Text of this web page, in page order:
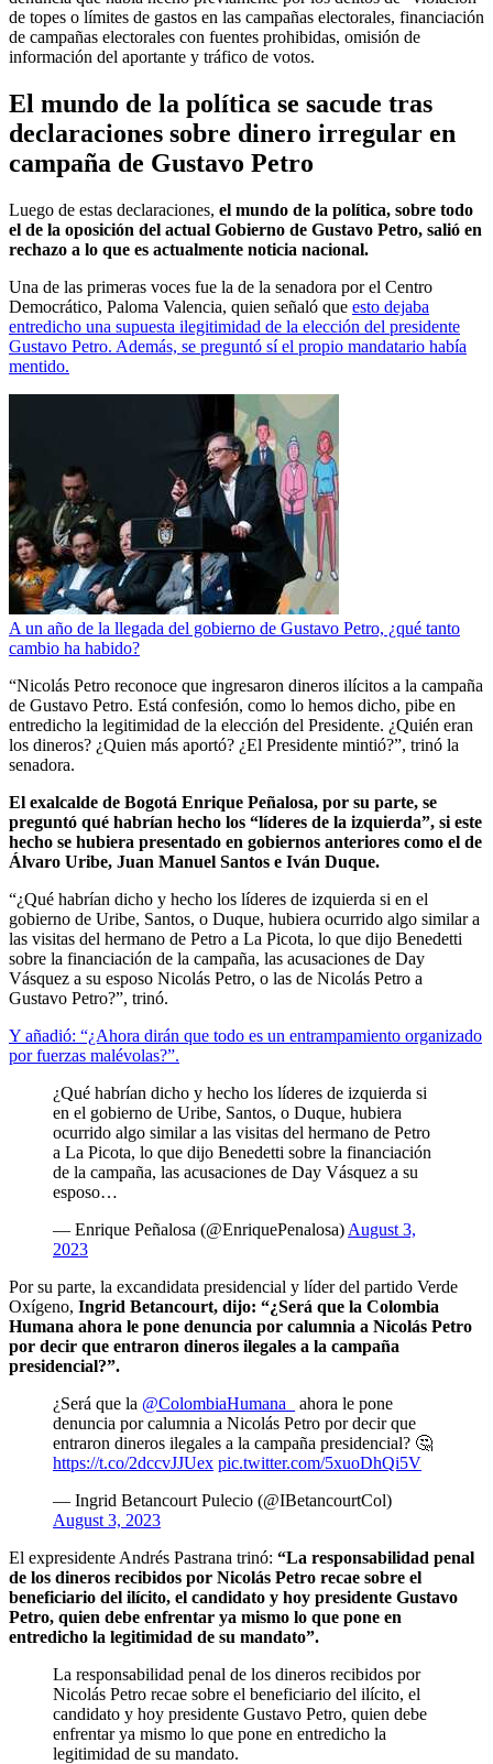
de topes o límites de gastos en las campañas electorales, financiación
de campañas electorales con fuentes prohibidas, omisión de
información del aportante y tráfico de votos.
El mundo de la política se sacude tras
declaraciones sobre dinero irregular en
campaña de Gustavo Petro
Luego de estas declaraciones, el mundo de la política, sobre todo
el de la oposición del actual Gobierno de Gustavo Petro, salió en
rechazo a lo que es actualmente noticia nacional.
Una de las primeras voces fue la de la senadora por el Centro
Democrático, Paloma Valencia, quien señaló que esto dejaba
entredicho una supuesta ilegitimidad de la elección del presidente
Gustavo Petro. Además, se preguntó sí el propio mandatario había
mentido.
A un año de la llegada del gobierno de Gustavo Petro, ¿qué tanto
cambio ha habido?
“Nicolás Petro reconoce que ingresaron dineros ilícitos a la campaña
de Gustavo Petro. Está confesión, como lo hemos dicho, pibe en
entredicho la legitimidad de la elección del Presidente. ¿Quién eran
los dineros? ¿Quien más aportó? ¿El Presidente mintió?”, trinó la
senadora.
El exalcalde de Bogotá Enrique Peñalosa, por su parte, se
preguntó qué habrían hecho los “líderes de la izquierda”, si este
hecho se hubiera presentado en gobiernos anteriores como el de
Álvaro Uribe, Juan Manuel Santos e Iván Duque.
“¿Qué habrían dicho y hecho los líderes de izquierda si en el
gobierno de Uribe, Santos, o Duque, hubiera ocurrido algo similar a
las visitas del hermano de Petro a La Picota, lo que dijo Benedetti
sobre la financiación de la campaña, las acusaciones de Day
Vásquez a su esposo Nicolás Petro, o las de Nicolás Petro a
Gustavo Petro?”, trinó.
Y añadió: “¿Ahora dirán que todo es un entrampamiento organizado
por fuerzas malévolas?”.
¿Qué habrían dicho y hecho los líderes de izquierda si
en el gobierno de Uribe, Santos, o Duque, hubiera
ocurrido algo similar a las visitas del hermano de Petro
a La Picota, lo que dijo Benedetti sobre la financiación
de la campaña, las acusaciones de Day Vásquez a su
esposo…
— Enrique Peñalosa (@EnriquePenalosa) August 3,
2023
Por su parte, la excandidata presidencial y líder del partido Verde
Oxígeno, Ingrid Betancourt, dijo: “¿Será que la Colombia
Humana ahora le pone denuncia por calumnia a Nicolás Petro
por decir que entraron dineros ilegales a la campaña
presidencial?”.
¿Será que la @ColombiaHumana_
ahora le pone
denuncia por calumnia a Nicolás Petro por decir que
entraron dineros ilegales a la campaña presidencial? 🤔
https://t.co/2dccvJJUex pic.twitter.com/5xuoDhQi5V
— Ingrid Betancourt Pulecio (@IBetancourtCol)
August 3, 2023
El expresidente Andrés Pastrana trinó: “La responsabilidad penal
de los dineros recibidos por Nicolás Petro recae sobre el
beneficiario del ilícito, el candidato y hoy presidente Gustavo
Petro, quien debe enfrentar ya mismo lo que pone en
entredicho la legitimidad de su mandato”.
La responsabilidad penal de los dineros recibidos por
Nicolás Petro recae sobre el beneficiario del ilícito, el
candidato y hoy presidente Gustavo Petro, quien debe
enfrentar ya mismo lo que pone en entredicho la
legitimidad de su mandato.